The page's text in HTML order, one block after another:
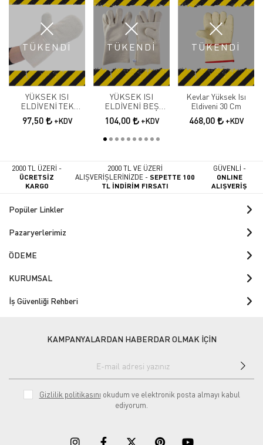
TÜKENDİ
YÜKSEK ISI
ELDİVENİ TEK
PARMAK P-120
97,50 +KDV
TÜKENDİ
YÜKSEK ISI
ELDİVENİ BEŞ
PARMAK P-121
104,00 +KDV
TÜKENDİ
Kevlar Yüksek Isı
Eldiveni 30 Cm
468,00 +KDV
2000 TL ÜZERİ -
ÜCRETSİZ
KARGO
2000 TL VE ÜZERİ
ALIŞVERİŞLERİNİZDE -SEPETTE 100
TL İNDİRİM FIRSATI
GÜVENLİ -
ONLINE
ALIŞVERİŞ
Popüler Linkler
Pazaryerlerimiz
ÖDEME
KURUMSAL
İş Güvenliği Rehberi
KAMPANYALARDAN HABERDAR OLMAK İÇİN
Gizlilik politikasını okudum ve elektronik posta almayı kabul
ediyorum.